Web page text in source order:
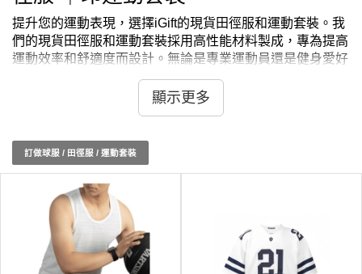
提升您的運動表現，選擇iGift的現貨田徑服和運動套裝。我
們的現貨田徑服和運動套裝採用高性能材料製成，專為提高
運動效率和舒適度而設計。無論是專業運動員還是健身愛好
者，iGift的現貨田徑服和運動套裝都能幫助您在各種運動活
動中保持最佳狀態，展現出色表現。
iGift的現貨田徑服和運動套裝結合了時尚與功能性，不僅適
運動套裝都經過精心設計，以符合現代運動科技的需要，確
保每一次穿著都能感受到無與倫比的舒適感和動力支持。選
擇iGift的現貨田徑服和運動套裝，讓您的運動生活更加豐富
多彩。現貨田徑服和運動套裝
價格：HKD80 / 起, 視乎數量而定。
顯示更多
訂做球服 / 田徑服 / 運動套裝